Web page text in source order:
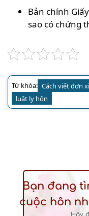
Bản chính
sao có chứng
Từ khóa: Cách viết đơn
luật ly hôn
Bạn đang
cuộc hôn
Hãy